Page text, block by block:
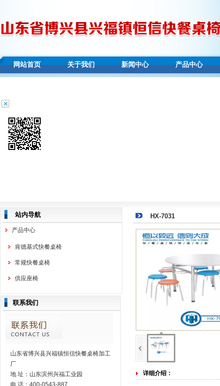
网站首页 关于我们 新闻中心 产品中心
站内导航
产品中心
肯德基式快餐桌椅
常规快餐桌椅
供应座椅
联系我们
山东省博兴县兴福镇恒信快餐桌椅加工
厂
地 址：山东滨州兴福工业园
电 话：400-0543-887
HX-7031
详细介绍：